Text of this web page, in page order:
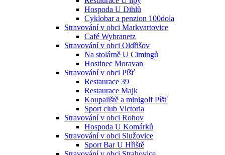
Hospoda U Dihlů
Cyklobar a penzion 100dola
Stravování v obci Markvartovice
Café Wybranetz
Stravování v obci Oldřišov
Na stolárně U Cimingů
Hostinec Moravan
Stravování v obci Píšť
Restaurace 39
Restaurace Majk
Koupaliště a minigolf Píšť
Sport club Victoria
Stravování v obci Rohov
Hospoda U Komárků
Stravování v obci Služovice
Sport Bar U Hřiště